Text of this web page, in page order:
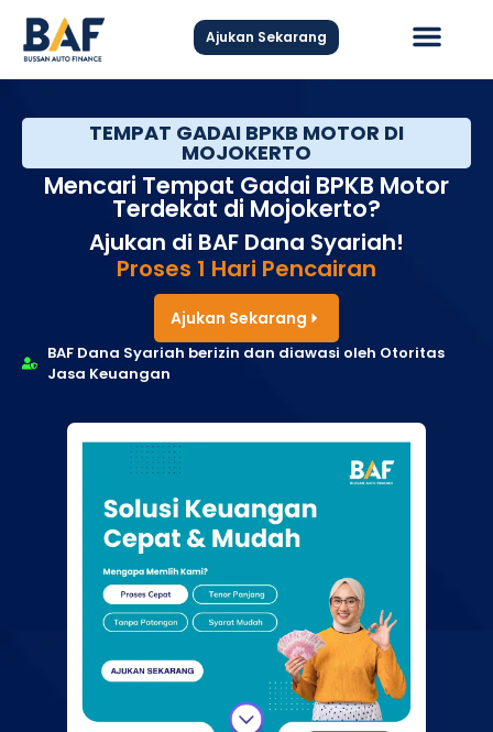
Ajukan Sekarang
TEMPAT GADAI BPKB MOTOR DI
MOJOKERTO
Mencari Tempat Gadai BPKB Motor
Terdekat di Mojokerto?
Ajukan di BAF Dana Syariah!
Proses 1 Hari Pencairan
Ajukan Sekarang
BAF Dana Syariah berizin dan diawasi oleh Otoritas
Jasa Keuangan